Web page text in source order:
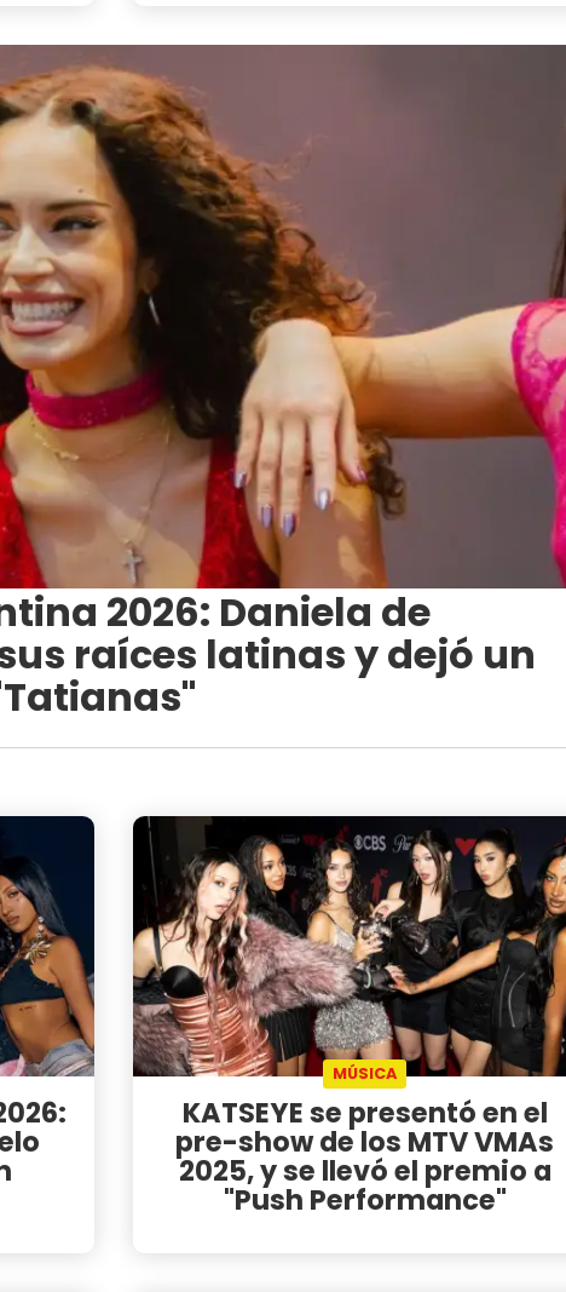
2026: Daniela de
raíces latinas y dejó un
MÚSICA
KATSEYE se presentó en el
pre-show de los MTV VMAs
2025, y se llevó el premio a
"Push Performance"